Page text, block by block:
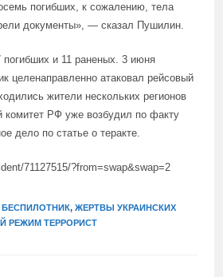
погибших, к сожалению, тела
документы», — сказал Пушилин.
и 11 раненых. 3 июня
целенаправленно атаковал рейсовый
жители нескольких регионов
комитет РФ уже возбудил по факту
дело по статье о теракте.
71127515/?from=swap&swap=2
БЕСПИЛОТНИК, ЖЕРТВЫ УКРАИНСКИХ
РЕЖИМ ТЕРРОРИСТ